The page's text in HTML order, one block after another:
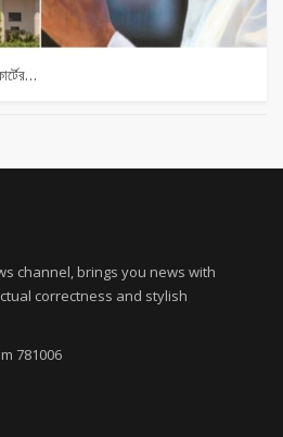
channel, brings you news with
correctness and stylish
781006